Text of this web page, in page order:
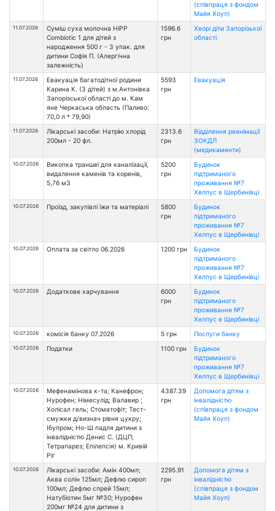
(співпраця з фондом
Майя Хоуп)
11.07.2026
Суміш суха молочна HiPP
Combiotic 1 для дітей з
народження 500 г - 3 упак. для
дитини Софія П. (Алергічна
залежність)
1596.6
грн
Хворі діти Запорізької
області
11.07.2026
Евакуація багатодітної родини
Карина К. (3 дітей) з м.Антонівка
Запорізської області до м. Кам
яне Черкаська область (Паливо:
70,0 л * 79,90)
5593
грн
Евакуація
11.07.2026
Лікарські засоби: Натрію хлорід
200мл - 20 фл.
2313.6
грн
Відділення реанімації
ЗОКДЛ
(медикаменти)
10.07.2026
Викопка траншеї для каналізації,
видалення каменів та коренів,
5,76 м3
5200
грн
Будинок
підтриманого
проживання №7
Хелпус в Щербинівці
10.07.2026 Проїзд, закупівлі їжи та матеріалі
5800
грн
Будинок
підтриманого
проживання №7
Хелпус в Щербинівці
10.07.2026 Оплата за світло 06.2026 1200 грн
Будинок
підтриманого
проживання №7
Хелпус в Щербинівці
10.07.2026 Додаткове харчування
6000
грн
Будинок
підтриманого
проживання №7
Хелпус в Щербинівці
10.07.2026 комісія банку 07.2026 5 грн Послуги банку
10.07.2026 Податки 1100 грн
Будинок
підтриманого
проживання №7
Хелпус в Щербинівці
10.07.2026
Мефенамінова к-та; Канефрон;
Нурофен; Німесулід; Валавир ;
Холісал гель; Стоматофіт; Тест-
смужки д/визнач рівня цукру;
Ібупром; Но-Ш падля дитини з
інвалідністю Денис С. (ДЦП;
Тетрапарез; Епілепсія) м. Кривій
Ріг
4387.39
грн
Допомога дітям з
інвалідністю
(співпраця з фондом
Майя Хоуп)
10.07.2026
Лікарські засоби: Амін 400мл;
Аква солін 125мл; Дефлю сироп
100мл; Дефлю спрей 15мл;
Натубіотин 5мг №30; Нурофен
200мг №24 для дитини з
2295.91
грн
Допомога дітям з
інвалідністю
(співпраця з фондом
Майя Хоуп)